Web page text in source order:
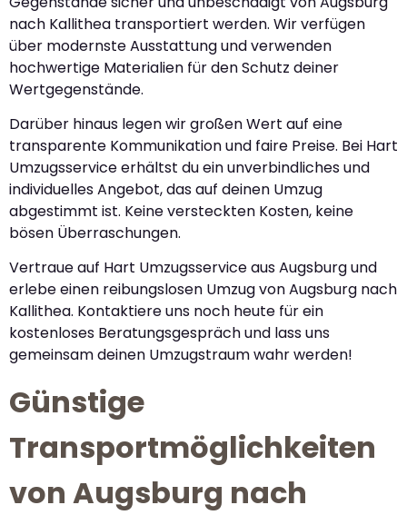
nach Kallithea transportiert werden. Wir verfügen
über modernste Ausstattung und verwenden
hochwertige Materialien für den Schutz deiner
Wertgegenstände.
Darüber hinaus legen wir großen Wert auf eine
transparente Kommunikation und faire Preise. Bei Hart
Umzugsservice erhältst du ein unverbindliches und
individuelles Angebot, das auf deinen Umzug
abgestimmt ist. Keine versteckten Kosten, keine
bösen Überraschungen.
Vertraue auf Hart Umzugsservice aus Augsburg und
erlebe einen reibungslosen Umzug von Augsburg nach
Kallithea. Kontaktiere uns noch heute für ein
kostenloses Beratungsgespräch und lass uns
gemeinsam deinen Umzugstraum wahr werden!
Günstige
Transportmöglichkeiten
von Augsburg nach